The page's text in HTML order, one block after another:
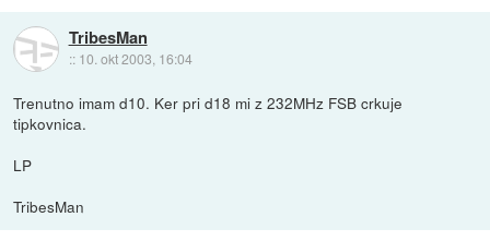
TribesMan
:: 10. okt 2003, 16:04
Trenutno imam d10. Ker pri d18 mi z 232MHz FSB crkuje
tipkovnica.
LP
TribesMan